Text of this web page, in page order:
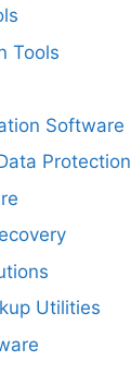
Tools
Software
Protection
Utilities